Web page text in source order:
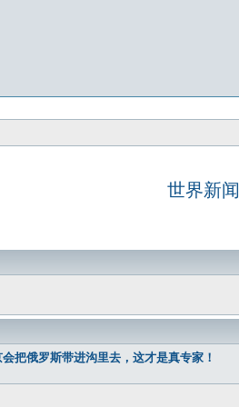
世界新闻
把俄罗斯带进沟里去，这才是真专家！